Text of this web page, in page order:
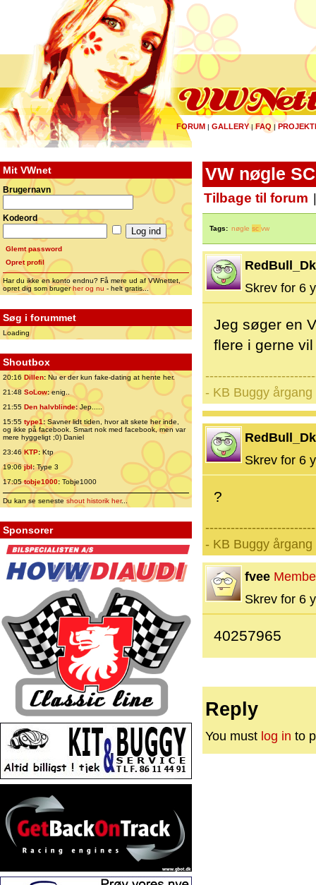
FORUM | GALLERY|FAQ |
Mit VWnet
Brugernavn
Kodeord
Glemt password
Opret profil
Har du ikke en konto endnu? Få mere ud af VWnettet,
opret dig som brugerher og nu - helt gratis...
Søg i forummet
Loading
Shoutbox
20:16 Dillen: Nu er der kun fake-dating at hente her.
21:48 SoLow:enig..
21:55 Den halvblinde:Jep.....
15:55 type1:Savner lidt tiden, hvor alt skete her inde,
og ikke på facebook. Smart nok med facebook, men var
mere hyggeligt ;0) Daniel
23:46 KTP:Ktp
19:06jbl:Type 3
17:05tobje1000: Tobje1000
Du kan se senesteshout historik her...
Sponsorer
VW nøgle
Tilbage til forum
Tags: nøgle sc vw
RedBull_Dk
Skrev for 6
Jeg søger en
flere i gerne
- KB Buggy årgang
RedBull_Dk
Skrev for 6
?
- KB Buggy årgang
fvee
Skrev for 6
40257965
Reply
You must log in to